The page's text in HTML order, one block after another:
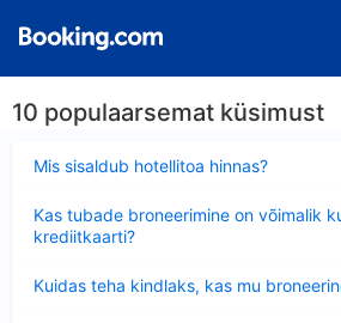
10 populaarsemat küsimust
Mis sisaldub hotellitoa hinnas?
Kas tubade broneerimine on võimalik
krediitkaarti?
Kuidas teha kindlaks, kas mu